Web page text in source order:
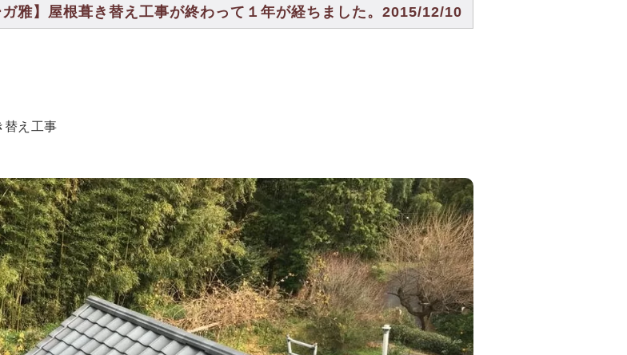
ガ雅】屋根葺き替え工事が終わって１年が経ちました。2015/12/10
替え工事